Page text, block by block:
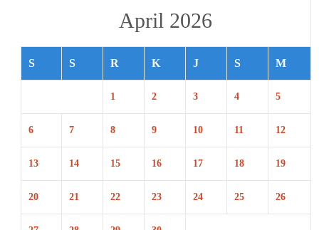
April 2026
S S R K J S M
1 2 3 4 5
6 7 8 9 10 11 12
13 14 15 16 17 18 19
20 21 22 23 24 25 26